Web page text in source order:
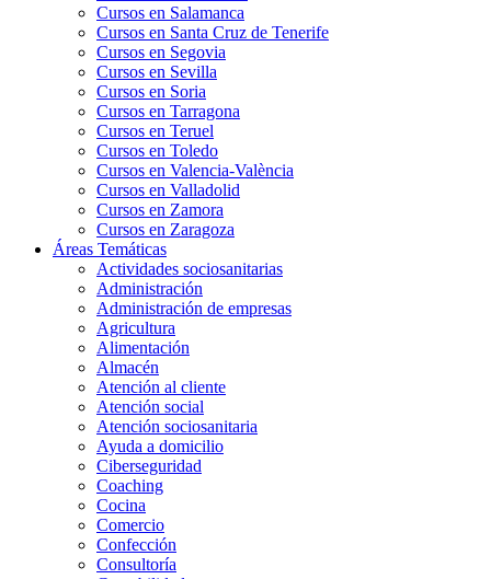
Cursos en Salamanca
Cursos en Santa Cruz de Tenerife
Cursos en Segovia
Cursos en Sevilla
Cursos en Soria
Cursos en Tarragona
Cursos en Teruel
Cursos en Toledo
Cursos en Valencia-València
Cursos en Valladolid
Cursos en Zamora
Cursos en Zaragoza
Áreas Temáticas
Actividades sociosanitarias
Administración
Administración de empresas
Agricultura
Alimentación
Almacén
Atención al cliente
Atención social
Atención sociosanitaria
Ayuda a domicilio
Ciberseguridad
Coaching
Cocina
Comercio
Confección
Consultoría